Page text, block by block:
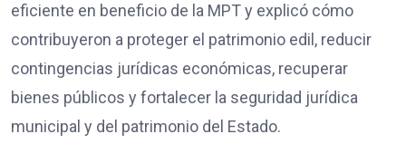
eficiente en beneficio de la MPT y explicó cómo
contribuyeron a proteger el patrimonio edil, reducir
contingencias jurídicas económicas, recuperar
bienes públicos y fortalecer la seguridad jurídica
municipal y del patrimonio del Estado.